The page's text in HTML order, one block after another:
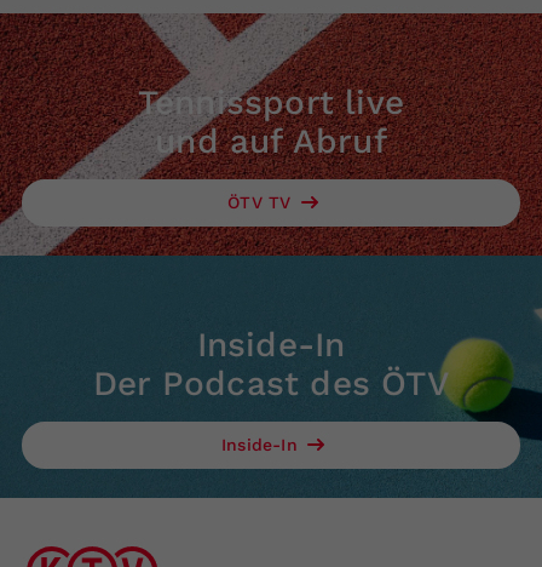
Tennissport live
und auf Abruf
ÖTV TV
Inside-In
Der Podcast des ÖTV
Inside-In